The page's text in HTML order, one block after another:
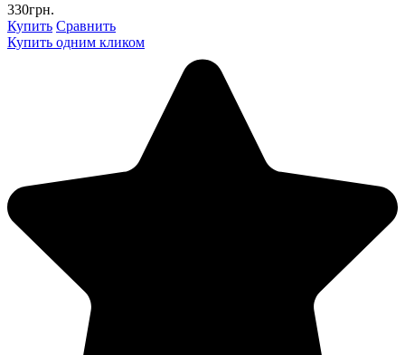
330грн.
Купить Сравнить
Купить одним кликом